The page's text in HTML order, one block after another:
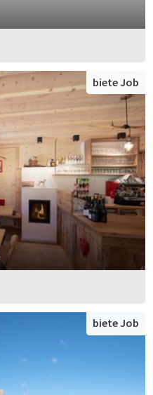
biete Job
biete Job